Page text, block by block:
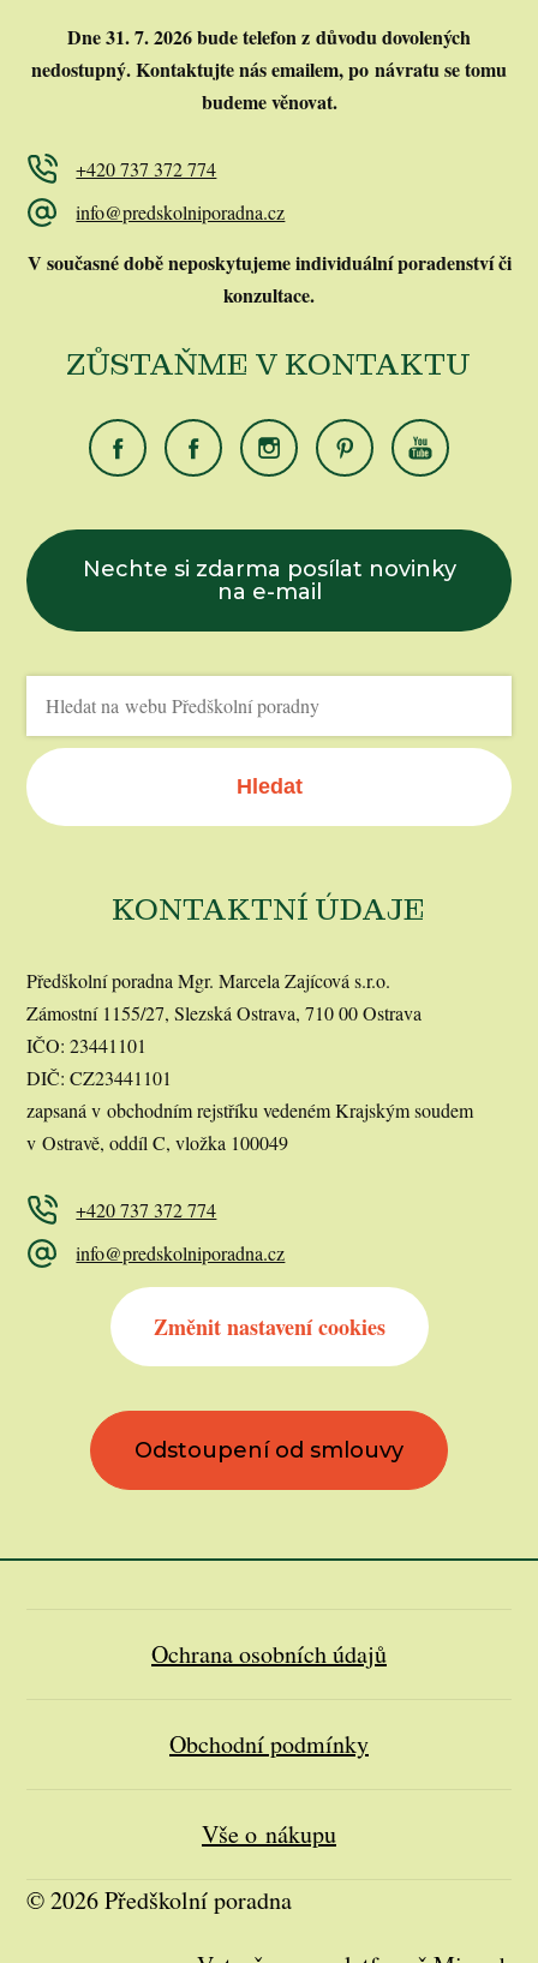
Dne 31. 7. 2026 bude telefon z důvodu dovolených
nedostupný.Kontaktujte nás emailem, po návratu se tomu
budeme věnovat.
+420 737 372 774
info@predskolniporadna.cz
V současné době neposkytujeme individuální poradenství či
konzultace.
ZŮSTAŇME V KONTAKTU
Nechte si zdarma posílat novinky
na e-mail
Hledat
KONTAKTNÍ ÚDAJE
Předškolní poradna Mgr. Marcela Zajícová s.r.o.
Zámostní 1155/27, Slezská Ostrava, 710 00 Ostrava
IČO: 23441101
DIČ: CZ23441101
zapsaná v obchodním rejstříku vedeném Krajským soudem
v Ostravě, oddíl C, vložka 100049
+420 737 372 774
info@predskolniporadna.cz
Změnit nastavení cookies
Odstoupení od smlouvy
Ochrana osobních údajů
Obchodní podmínky
Vše o nákupu
© 2026 Předškolní poradna